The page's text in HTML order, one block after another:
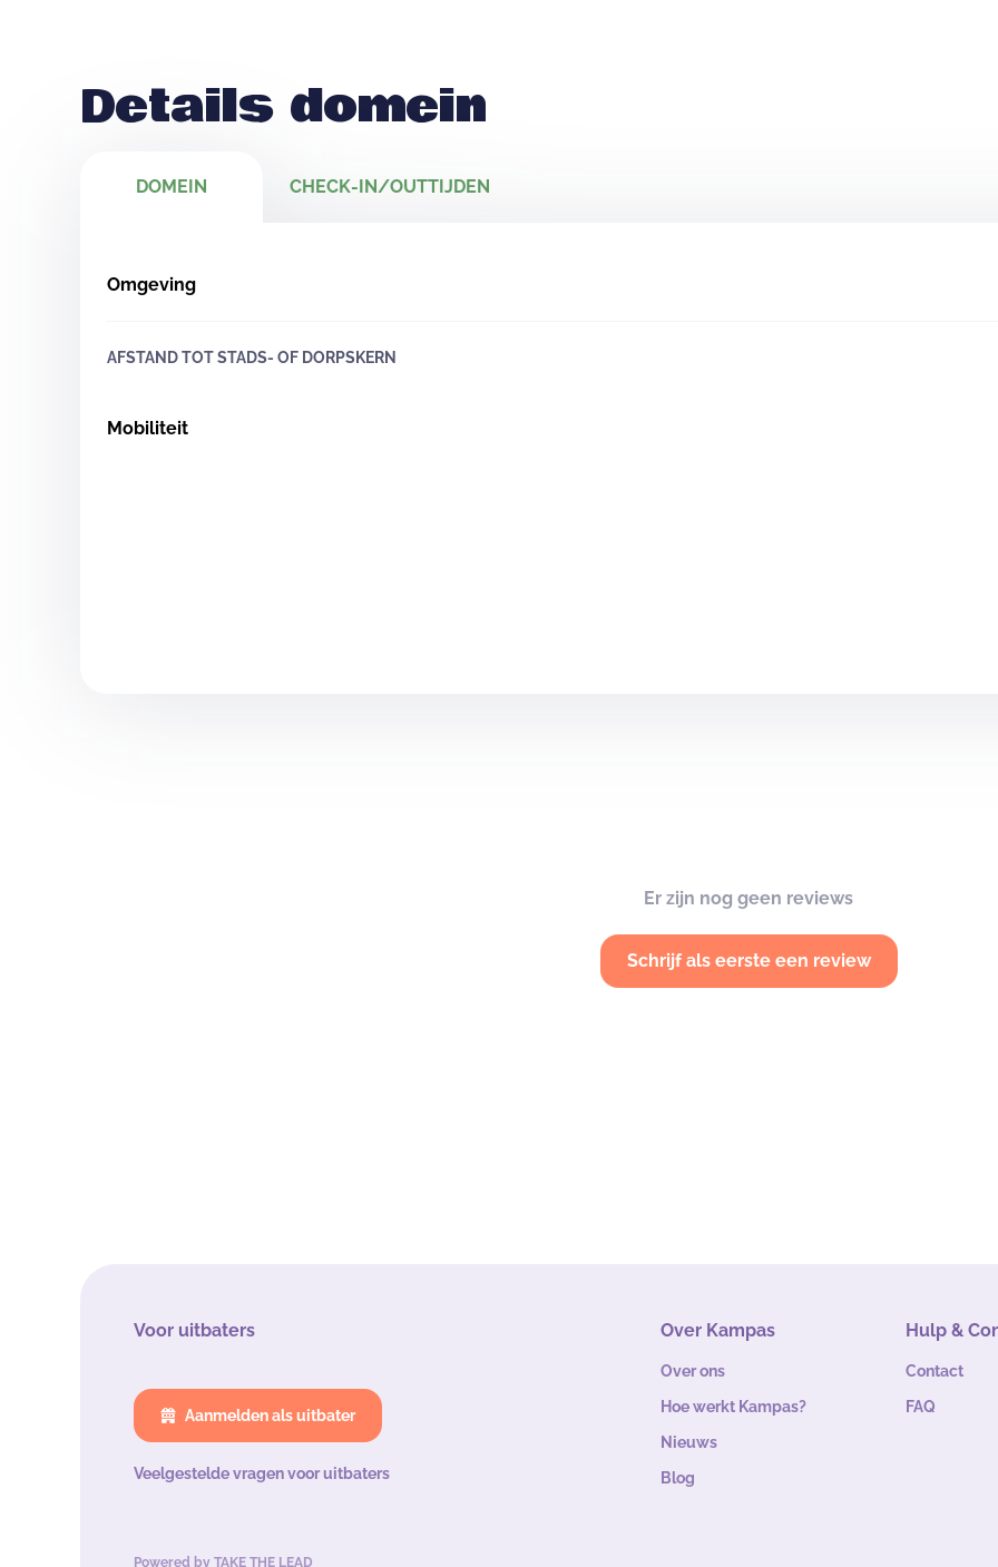
Details domein
DOMEIN CHECK-IN/OUTTIJDEN
Omgeving
AFSTAND TOT STADS- OF DORPSKERN
Mobiliteit
Er zijn nog geen reviews
Schrijf als eerste een review
Voor uitbaters
Aanmelden als uitbater
Veelgestelde vragen voor uitbaters
Over Kampas
Over ons
Hoe werkt Kampas?
Nieuws
Blog
Hulp &
Contact
FAQ
Powered by TAKE THE LEAD